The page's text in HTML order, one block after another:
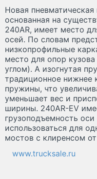
Новая пневматическая
основанная на
240AR, имеет место
осей. По словам
низкопрофильные
место для опор
углом). А изогнутая
традиционное нижнее
пружины, что
уменьшает вес и
ширины. 240AR-EV
грузоподъемность
использоваться для
мостов с клиренсом
www.trucksale.ru